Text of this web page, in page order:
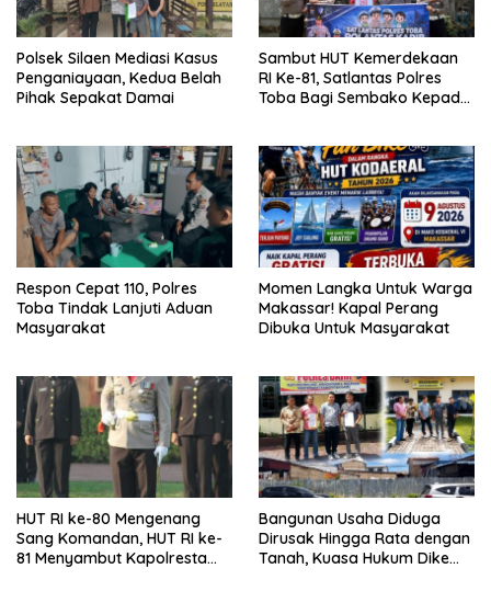
Polsek Silaen Mediasi Kasus
Penganiayaan, Kedua Belah
Pihak Sepakat Damai
Sambut HUT Kemerdekaan
RI Ke-81, Satlantas Polres
Toba Bagi Sembako Kepada
Respon Cepat 110, Polres
Toba Tindak Lanjuti Aduan
Masyarakat
Momen Langka Untuk Warga
Makassar! Kapal Perang
Dibuka Untuk Masyarakat
HUT RI ke-80 Mengenang
Sang Komandan, HUT RI ke-
81 Menyambut Kapolresta
Bangunan Usaha Diduga
Dirusak Hingga Rata dengan
Tanah, Kuasa Hukum Dike